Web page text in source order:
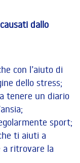
dallo
con l’aiuto di
dello stress;
tenere un diario
sport;
ti aiuti a
a ritrovare la